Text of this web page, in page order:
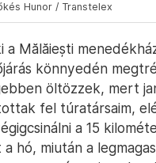
Hunor / Transtelex
a Mălăiești
könnyedén
öltözzek, mert
fel túratársaim,
a 15
hó, miután a